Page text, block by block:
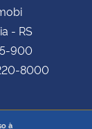
- RS
900
8000
à